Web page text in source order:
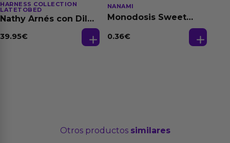
HARNESS COLLECTION
LATETOBED
Nathy Arnés con Dildo
39.95€
NANAMI
Monodosis Sweet
Base Agua 4 ml
0.36€
Otros productos similares